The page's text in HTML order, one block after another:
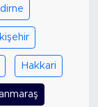
Hakkari